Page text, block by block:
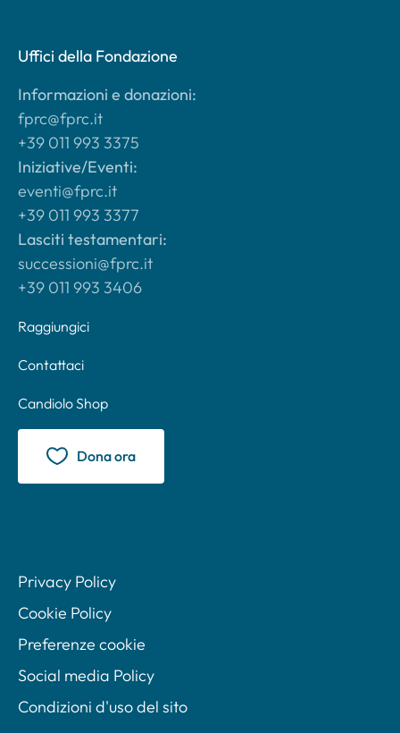
Uffici della Fondazione
Informazioni e donazioni:
fprc@fprc.it
+39 011 993 3375
Iniziative/Eventi:
eventi@fprc.it
+39 011 993 3377
Lasciti testamentari:
successioni@fprc.it
+39 011 993 3406
Raggiungici
Contattaci
Candiolo Shop
Dona ora
Privacy Policy
Cookie Policy
Preferenze cookie
Social media Policy
Condizioni d'uso del sito